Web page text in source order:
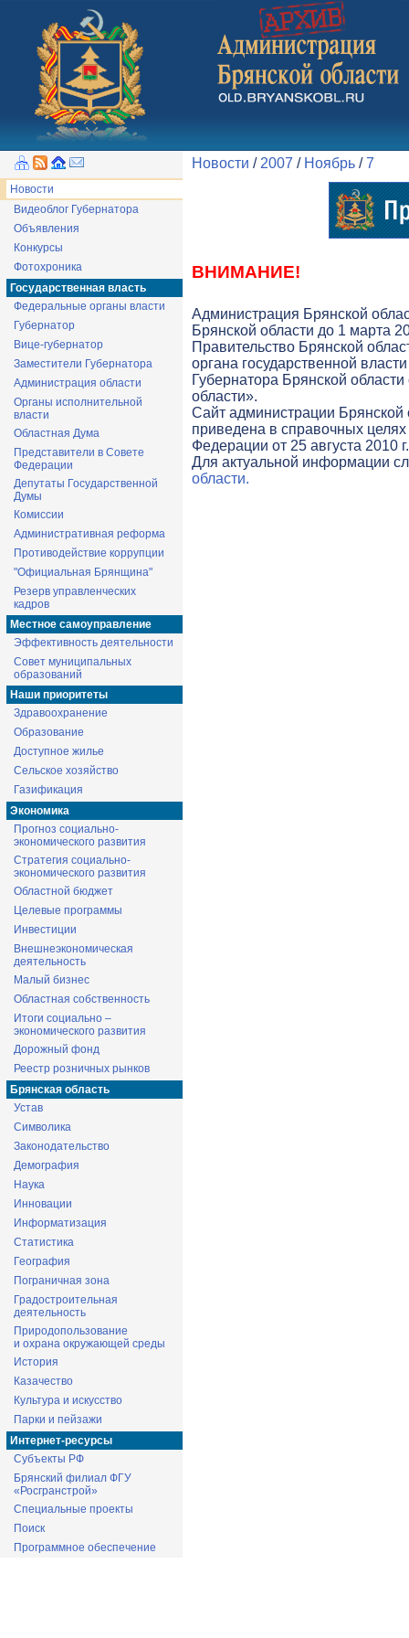
Новости
Видеоблог Губернатора
Объявления
Конкурсы
Фотохроника
Государственная власть
Федеральные органы власти
Губернатор
Вице-губернатор
Заместители Губернатора
Администрация области
Органы исполнительной
власти
Областная Дума
Представители в Совете
Федерации
Депутаты Государственной
Думы
Комиссии
Административная реформа
Противодействие коррупции
"Официальная Брянщина"
Резерв управленческих
кадров
Местное самоуправление
Эффективность деятельности
Совет муниципальных
образований
Наши приоритеты
Здравоохранение
Образование
Доступное жилье
Сельское хозяйство
Газификация
Экономика
Прогноз социально-
экономического развития
Стратегия социально-
экономического развития
Областной бюджет
Целевые программы
Инвестиции
Внешнеэкономическая
деятельность
Малый бизнес
Областная собственность
Итоги социально –
экономического развития
Дорожный фонд
Реестр розничных рынков
Брянская область
Устав
Символика
Законодательство
Демография
Наука
Инновации
Информатизация
Статистика
География
Пограничная зона
Градостроительная
деятельность
Природопользование
и охрана окружающей среды
История
Казачество
Культура и искусство
Парки и пейзажи
Интернет-ресурсы
Субъекты РФ
Брянский филиал ФГУ
«Росгранстрой»
Специальные проекты
Поиск
Программное обеспечение
Новости / 2007 / Ноябрь /7
ВНИМАНИЕ!
Администрация Брянской
Брянской области до 1 марта
Правительство Брянской
органа государственной
Губернатора Брянской
области».
Cайт администрации
приведена в справочных целях
Федерации от 25 августа 2010
Для актуальной информации
области.